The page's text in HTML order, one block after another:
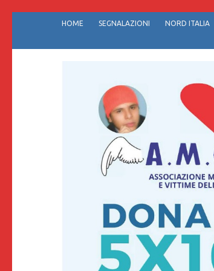
contenuto
HOME SEGNALAZIONI NORD ITALIA